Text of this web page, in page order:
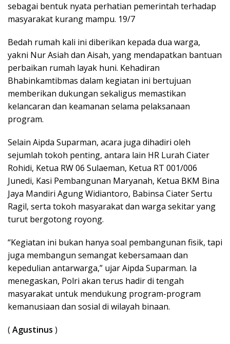
sebagai bentuk nyata perhatian pemerintah terhadap
masyarakat kurang mampu. 19/7
Bedah rumah kali ini diberikan kepada dua warga,
yakni Nur Asiah dan Aisah, yang mendapatkan bantuan
perbaikan rumah layak huni. Kehadiran
Bhabinkamtibmas dalam kegiatan ini bertujuan
memberikan dukungan sekaligus memastikan
kelancaran dan keamanan selama pelaksanaan
program.
Selain Aipda Suparman, acara juga dihadiri oleh
sejumlah tokoh penting, antara lain HR Lurah Ciater
Rohidi, Ketua RW 06 Sulaeman, Ketua RT 001/006
Junedi, Kasi Pembangunan Maryanah, Ketua BKM Bina
Jaya Mandiri Agung Widiantoro, Babinsa Ciater Sertu
Ragil, serta tokoh masyarakat dan warga sekitar yang
turut bergotong royong.
“Kegiatan ini bukan hanya soal pembangunan fisik, tapi
juga membangun semangat kebersamaan dan
kepedulian antarwarga,” ujar Aipda Suparman. Ia
menegaskan, Polri akan terus hadir di tengah
masyarakat untuk mendukung program-program
kemanusiaan dan sosial di wilayah binaan.
(Agustinus )